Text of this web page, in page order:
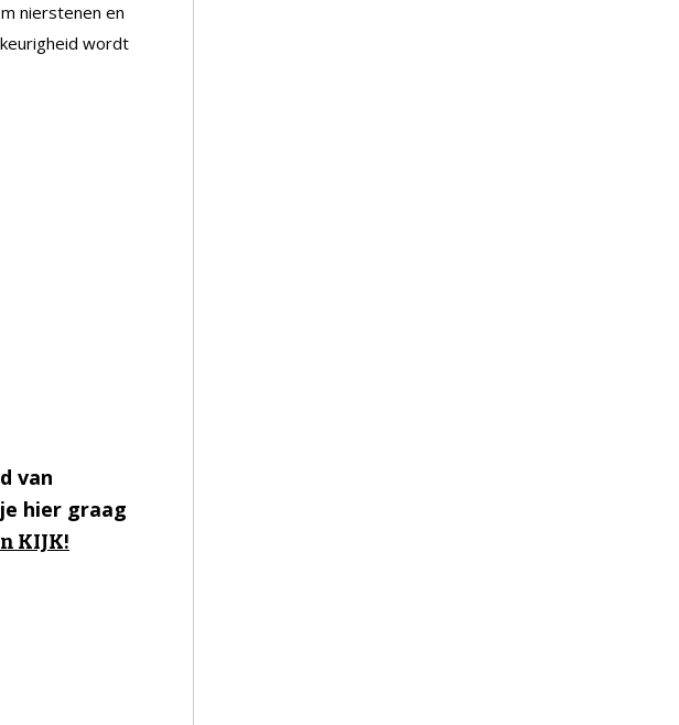
nierstenen en
wordt
van
hier graag
KIJK!